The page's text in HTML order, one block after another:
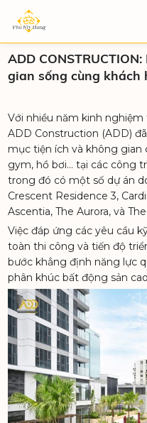
ADD
gian sống cùng khách
Với nhiều năm kinh
ADD Construction (ADD)
mục tiện ích và không gian
gym, hồ bơi… tại các công
trong đó có một số dự án
Crescent Residence 3,
Ascentia, The Aurora, và
Việc đáp ứng các yêu cầu
toàn thi công và tiến độ
bước khẳng định năng lực
phân khúc bất động sản